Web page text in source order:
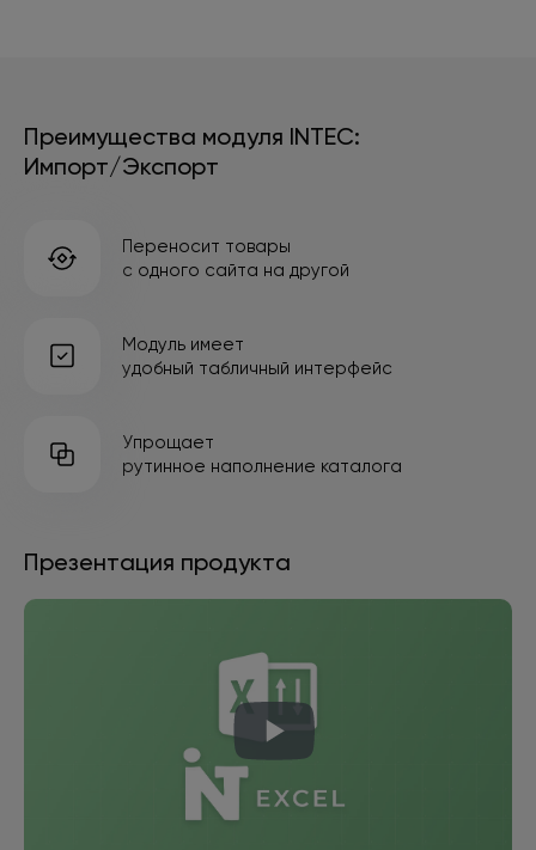
Преимущества модуля INTEC:
Импорт/Экспорт
Переносит товары
с одного сайта на другой
Модуль имеет
удобный табличный интерфейс
Упрощает
рутинное наполнение каталога
Презентация продукта